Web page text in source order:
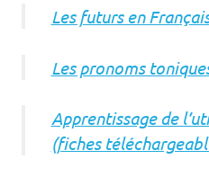
Les futurs en
Les pronoms
Apprentissage de
(fiches